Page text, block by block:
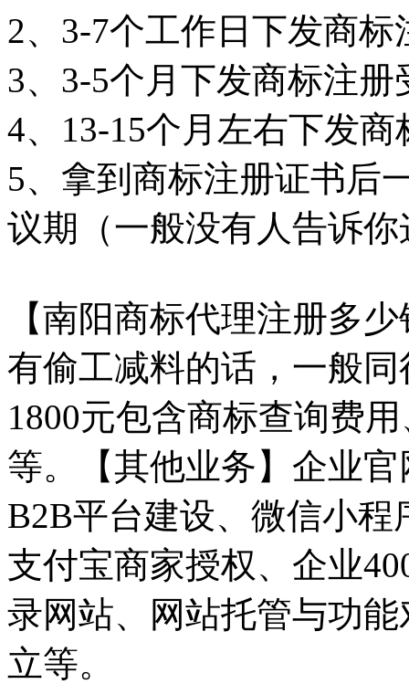
2、3-7个工作日下发商标
3、3-5个月下发商标注册
4、13-15个月左右下发
5、拿到商标注册证书后
议期（一般没有人告诉
【南阳商标代理注册多
有偷工减料的话，一般
1800元包含商标查询费
等。【其他业务】企业
B2B平台建设、微信小
支付宝商家授权、企业
录网站、网站托管与功
立等。